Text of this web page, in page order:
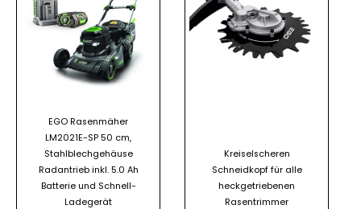
EGO Rasenmäher
LM2021E-SP 50 cm,
Stahlblechgehäuse
Radantrieb inkl. 5.0 Ah
Batterie und Schnell-
Ladegerät
Kreiselscheren
Schneidkopf für alle
heckgetriebenen
Rasentrimmer